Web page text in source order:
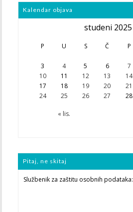
Kalendar objava
studeni 2025
P U S Č P
« lis.
3
4 5 6 7
10
11 12 13 14
17
18 19 20 21
24
25 26 27 28
Pitaj, ne skitaj
Službenik za zaštitu osobnih podataka: